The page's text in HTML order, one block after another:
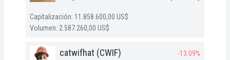
Capitalización: 11.858.600,00 US$
Volumen: 2.587.260,00 US$
catwifhat (CWIF) -13.09%